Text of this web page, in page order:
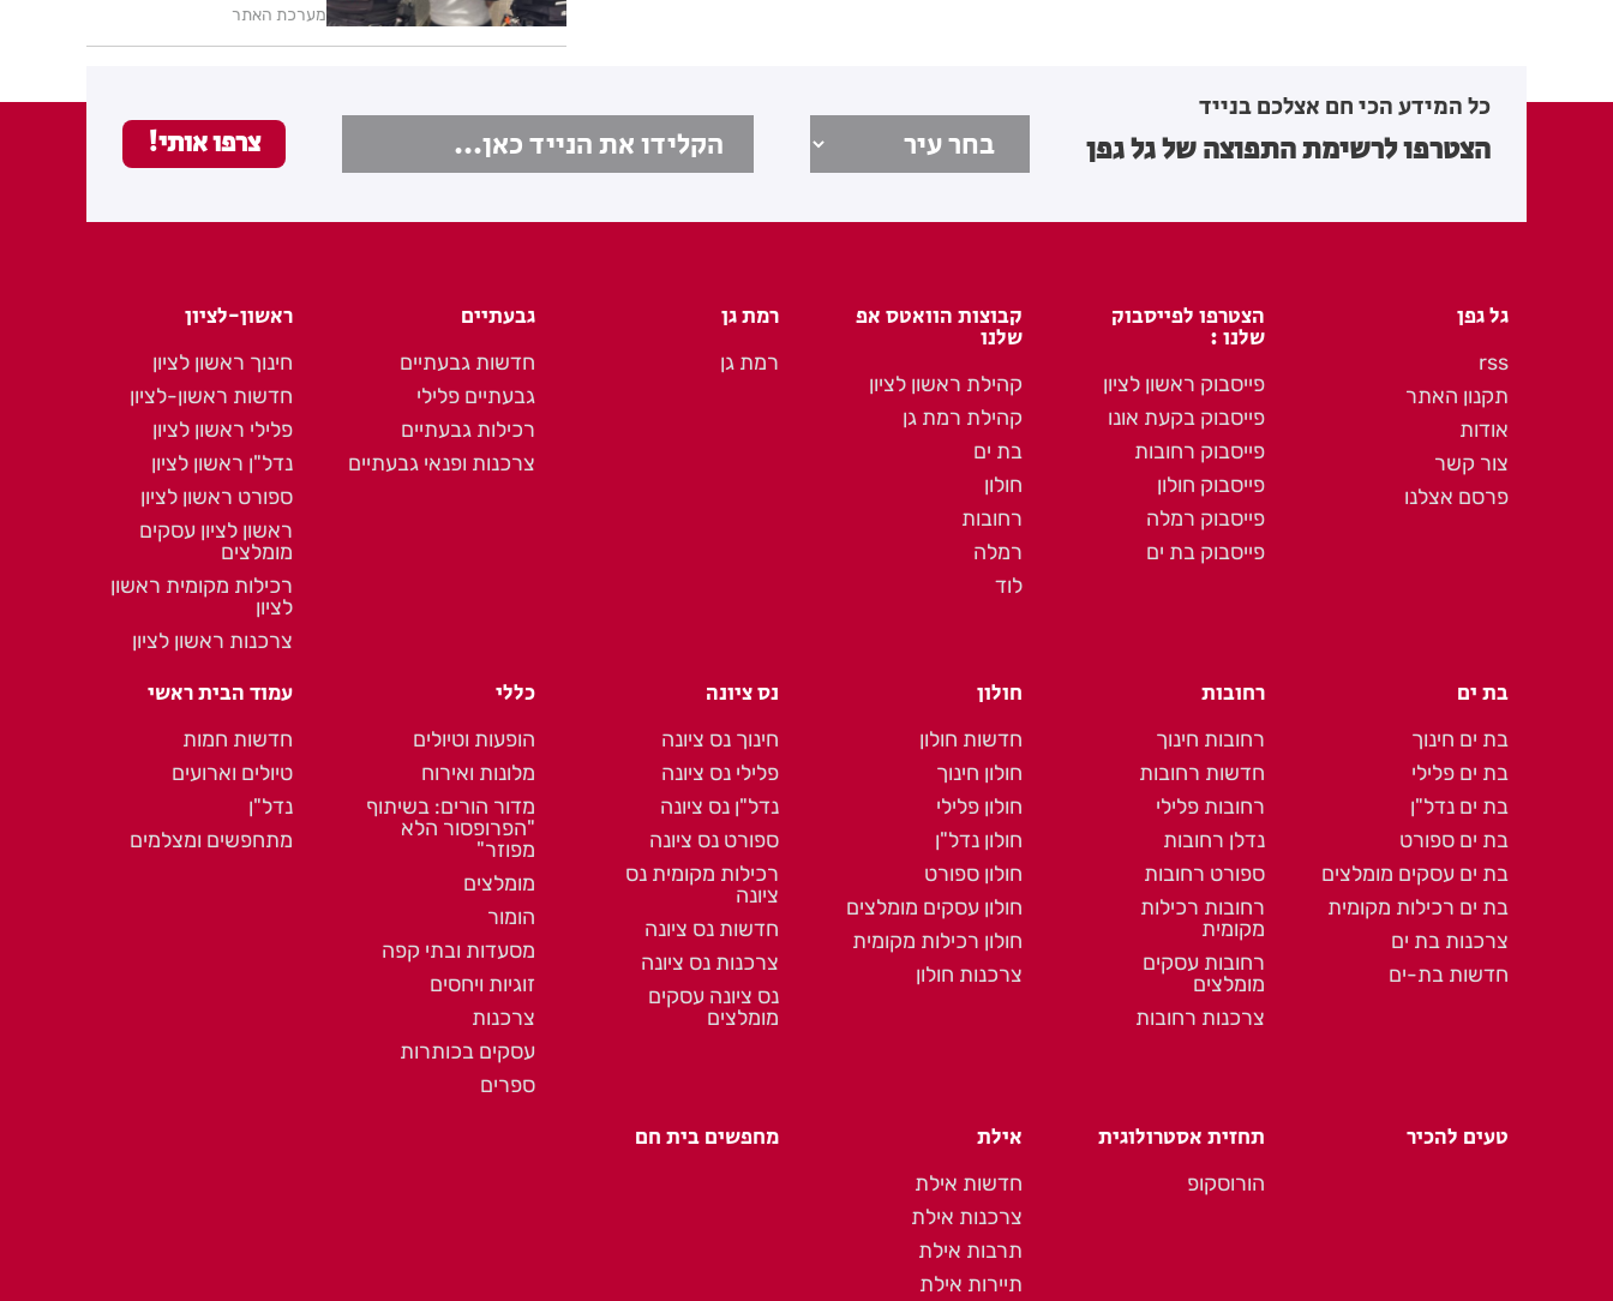
מערכת האתר
כל המידע הכי חם אצלכם בנייד
הצטרפו לרשימת התפוצה של גל גפן
גל גפן
rss
תקנון האתר
אודות
צור קשר
פרסם אצלנו
הצטרפו לפייסבוק
שלנו :
פייסבוק ראשון לציון
פייסבוק בקעת אונו
פייסבוק רחובות
פייסבוק חולון
פייסבוק רמלה
פייסבוק בת ים
קבוצות הוואטס אפ
שלנו
קהילת ראשון לציון
קהילת רמת גן
בת ים
חולון
רחובות
רמלה
לוד
רמת גן
רמת גן
גבעתיים
חדשות גבעתיים
גבעתיים פלילי
רכילות גבעתיים
צרכנות ופנאי גבעתיים
ראשון-לציון
חינוך ראשון לציון
חדשות ראשון-לציון
פלילי ראשון לציון
נדל"ן ראשון לציון
ספורט ראשון לציון
ראשון לציון עסקים
מומלצים
רכילות מקומית ראשון
לציון
צרכנות ראשון לציון
בת ים
בת ים חינוך
בת ים פלילי
בת ים נדל"ן
בת ים ספורט
בת ים עסקים מומלצים
בת ים רכילות מקומית
צרכנות בת ים
חדשות בת-ים
רחובות
רחובות חינוך
חדשות רחובות
רחובות פלילי
נדלן רחובות
ספורט רחובות
רחובות רכילות
מקומית
רחובות עסקים
מומלצים
צרכנות רחובות
חולון
חדשות חולון
חולון חינוך
חולון פלילי
חולון נדל"ן
חולון ספורט
חולון עסקים מומלצים
חולון רכילות מקומית
צרכנות חולון
נס ציונה
חינוך נס ציונה
פלילי נס ציונה
נדל"ן נס ציונה
ספורט נס ציונה
רכילות מקומית נס
ציונה
חדשות נס ציונה
צרכנות נס ציונה
נס ציונה עסקים
מומלצים
כללי
הופעות וטיולים
מלונות ואירוח
מדור הורים: בשיתוף
"הפרופסור הלא
מפוזר"
מומלצים
הומור
מסעדות ובתי קפה
זוגיות ויחסים
צרכנות
עסקים בכותרות
ספרים
עמוד הבית ראשי
חדשות חמות
טיולים וארועים
נדל"ן
מתחפשים ומצלמים
טעים להכיר תחזית אסטרולוגית
הורוסקופ
אילת
חדשות אילת
צרכנות אילת
תרבות אילת
תיירות אילת
מחפשים בית חם